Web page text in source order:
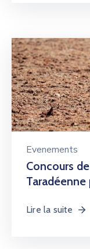
Evenements
Concours
Lire la suite